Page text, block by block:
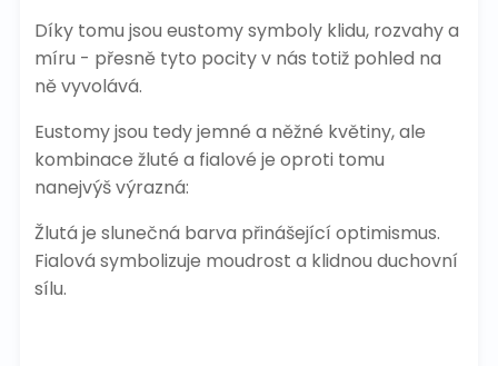
Díky tomu jsou eustomy symboly klidu, rozvahy a
míru - přesně tyto pocity v nás totiž pohled na
ně vyvolává.
Eustomy jsou tedy jemné a něžné květiny, ale
kombinace žluté a fialové je oproti tomu
nanejvýš výrazná:
Žlutá je slunečná barva přinášející optimismus.
Fialová symbolizuje moudrost a klidnou duchovní
sílu.